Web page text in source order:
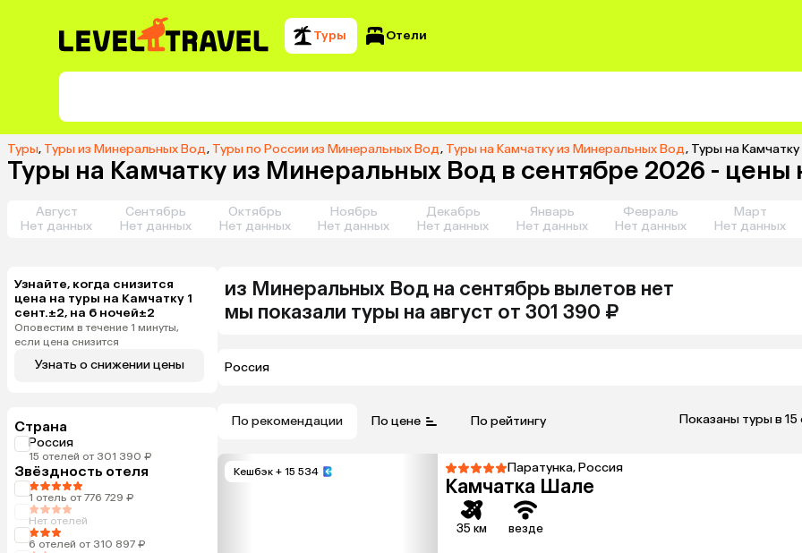
Туры Отели
Туры, Туры из Минеральных Вод, Туры по России из Минеральных Вод, Туры на Камчатку из Минеральных Вод, Туры на
Туры на Камчатку из Минеральных Вод в сентябре 2026 - цены
Август
Нет данных
Сентябрь
Нет данных
Октябрь
Нет данных
Ноябрь
Нет данных
Декабрь
Нет данных
Январь
Нет данных
Февраль
Нет данных
Март
Нет данных
Узнайте, когда снизится
цена на туры на Камчатку 1
сент.±2, на 6 ночей±2
Оповестим в течение 1 минуты,
если цена снизится
Узнать о снижении цены
Страна
Россия
15 отелей от 301 390 ₽
Звёздность отеля
1 отель от 776 729 ₽
Нет отелей
6 отелей от 310 897 ₽
из Минеральных Вод на сентябрь вылетов нет
мы показали туры на август от 301 390 ₽
Россия
По рекомендации По цене По рейтингу Показаны туры в 15
Кешбэк + 15 534 Паратунка, Россия
Камчатка Шале
35 км везде